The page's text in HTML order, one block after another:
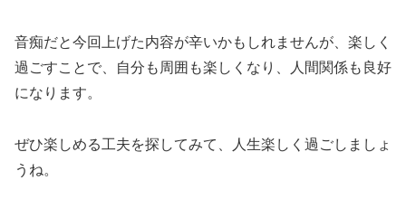
音痴だと今回上げた内容が辛いかもしれませんが、楽しく
過ごすことで、自分も周囲も楽しくなり、人間関係も良好
になります。
ぜひ楽しめる工夫を探してみて、人生楽しく過ごしましょ
うね。